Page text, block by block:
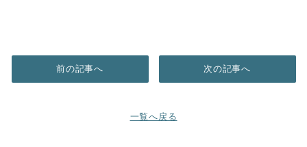
前の記事へ
一覧へ戻る
次の記事へ